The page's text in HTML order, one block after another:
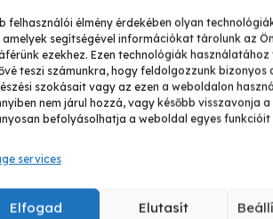
felhasználói élmény érdekében olyan
amelyek segítségével információkat tárolunk az
ezekhez. Ezen technológiák
teszi számunkra, hogy feldolgozzunk bizonyos
szokásait vagy az ezen a weboldalon
nem járul hozzá, vagy később visszavonja
befolyásolhatja a weboldal egyes
services
Elfogad Elutasít
GPS
Ft
teszem